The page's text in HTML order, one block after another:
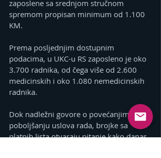
zaposlene sa srednjom stručnom
spremom propisan minimum od 1.100
KM.
Prema posljednjim dostupnim
podacima, u UKC-u RS zaposleno je oko
3.700 radnika, od čega više od 2.600
medicinskih i oko 1.080 nemedicinskih
radnika.
Dok nadležni govore o povećanjima i
poboljšanju uslova rada, brojke sa
platnih lista otvaraju pitanje kako danas